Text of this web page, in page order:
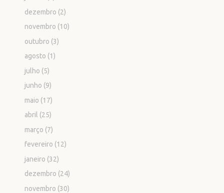
dezembro (2)
novembro (10)
outubro (3)
agosto (1)
julho (5)
junho (9)
maio (17)
abril (25)
março (7)
fevereiro (12)
janeiro (32)
dezembro (24)
novembro (30)